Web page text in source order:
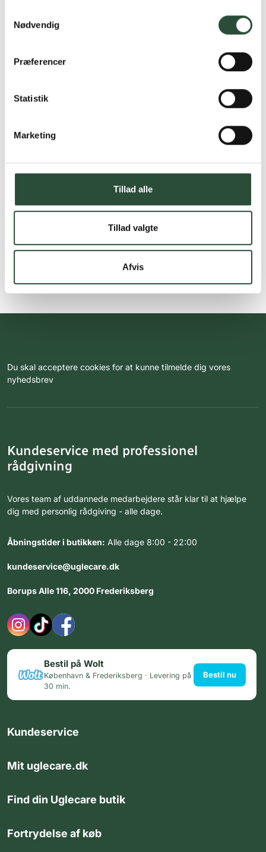
Nødvendig
Præferencer
Statistik
Marketing
Tillad alle
Tillad valgte
Afvis
Du skal acceptere cookies for at kunne tilmelde dig vores
nyhedsbrev
Kundeservice med professionel
rådgivning
Vores team af uddannede medarbejdere står klar til at hjælpe
dig med personlig rådgiving - alle dage.
Åbningstider i butikken: Alle dage 8:00 - 22:00
kundeservice@uglecare.dk
Borups Alle 116, 2000 Frederiksberg
Bestil på Wolt
København & Frederiksberg · Levering på
30 min.
Bestil nu
Kundeservice
Mit uglecare.dk
Find din Uglecare butik
Fortrydelse af køb